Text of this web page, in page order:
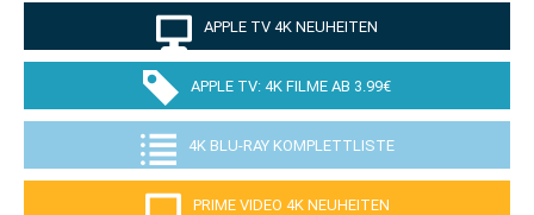
APPLE TV 4K NEUHEITEN
APPLE TV: 4K FILME AB 3.99€
4K BLU-RAY KOMPLETTLISTE
PRIME VIDEO 4K NEUHEITEN